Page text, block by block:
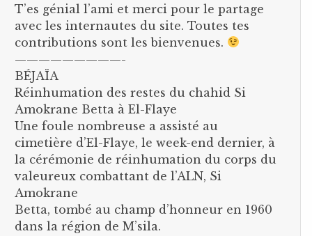
T’es génial l’ami et merci pour le partage
avec les internautes du site. Toutes tes
contributions sont les bienvenues.
—————————-
BÉJAÏA
Réinhumation des restes du chahid Si
Amokrane Betta à El-Flaye
Une foule nombreuse a assisté au
cimetière d’El-Flaye, le week-end dernier, à
la cérémonie de réinhumation du corps du
valeureux combattant de l’ALN, Si
Amokrane
Betta, tombé au champ d’honneur en 1960
dans la région de M’sila.